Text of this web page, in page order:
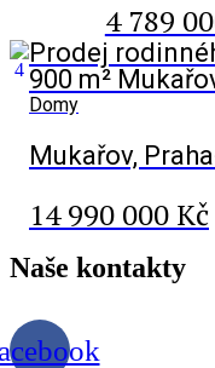
4 789
Prodej
900 m²
Domy
Mukařov,
14 990 000 Kč
Naše kontakty